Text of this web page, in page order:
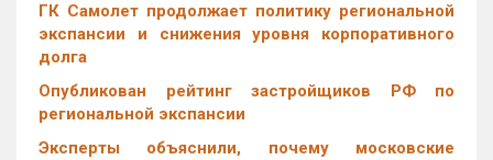
ГК Самолет продолжает политику региональной
экспансии и снижения уровня корпоративного
долга
Опубликован рейтинг застройщиков РФ по
региональной экспансии
Эксперты объяснили, почему московские